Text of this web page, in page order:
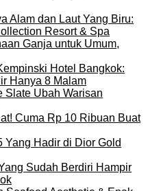
Alam dan Laut Yang Biru:
Resort & Spa
Ganja untuk Umum,
Hotel Bangkok:
Hanya 8 Malam
Slate Ubah Warisan
Cuma Rp 10 Ribuan Buat
Yang Hadir di Dior Gold
Sudah Berdiri Hampir